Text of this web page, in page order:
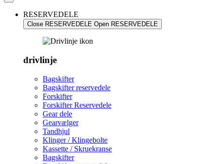
RESERVEDELE
Close RESERVEDELE Open RESERVEDELE
drivlinje
Bagskifter
Bagskifter reservedele
Forskifter
Forskifter Reservedele
Gear dele
Gearvælger
Tandhjul
Klinger / Klingebolte
Kassette / Skruekranse
Bagskifter